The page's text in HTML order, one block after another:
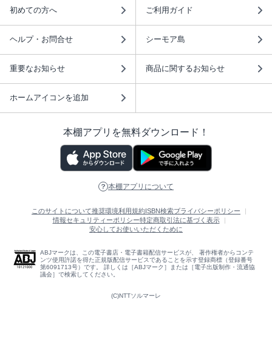
初めての方へ ご利用ガイド
ヘルプ・お問合せ シーモア島
重要なお知らせ 商品に関するお知らせ
ホームアイコンを追加
本棚アプリを無料ダウンロード！
本棚アプリについて
このサイトについて推奨環境利用規約ISBN検索プライバシーポリシー
情報セキュリティーポリシー特定商取引法に基づく表示
安心してお使いいただくために
ABJマークは、この電子書店・電子書籍配信サービスが、 著作権者からコンテ
ンツ使用許諾を得た正規版配信サービスであることを示す登録商標（登録番号
第6091713号）です。 詳しくは［ABJマーク］または［電子出版制作・流通協
議会］で検索してください。
(C)NTTソルマーレ